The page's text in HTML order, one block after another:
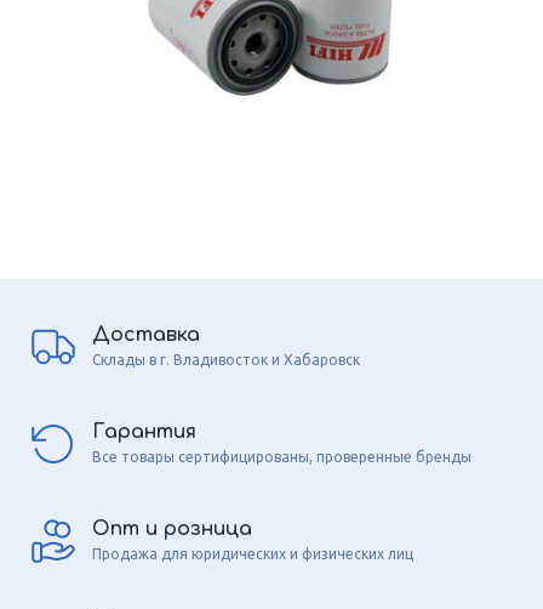
Доставка
Склады в г. Владивосток и Хабаровск
Гарантия
Все товары сертифицированы, проверенные бренды
Опт и розница
Продажа для юридических и физических лиц